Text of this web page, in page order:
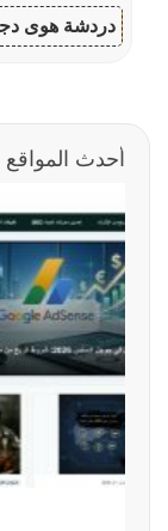
دردشة هوى
أحدث المواقع